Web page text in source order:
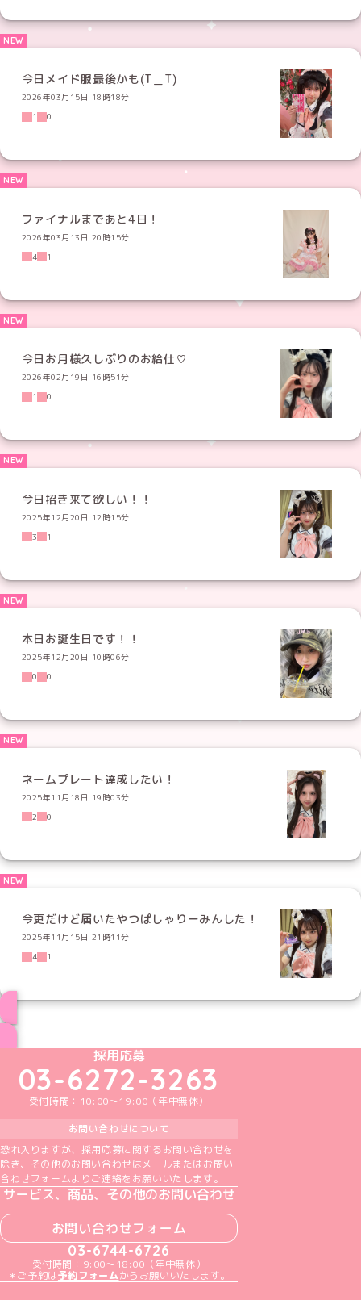
今日メイド服最後かも(T＿T)
2026年03月15日 18時18分
1
0
ファイナルまであと4日！
2026年03月13日 20時15分
4
1
今日お月様久しぶりのお給仕♡
2026年02月19日 16時51分
1
0
今日招き来て欲しい！！
2025年12月20日 12時15分
3
1
本日お誕生日です！！
2025年12月20日 10時06分
0
0
ネームプレート達成したい！
2025年11月18日 19時03分
2
0
今更だけど届いたやつぱしゃりーみんした！
2025年11月15日 21時11分
4
1
めいどりーみんTikTok公式アカウント
めいどりーみんX公式アカウント
めいどりーみんInstagram公式アカウント
めいどりーみんFacebook公式アカウン
めいどりーみんYouTube公式アカ
採用応募
03-6272-3263
受付時間：10:00～19:00（年中無休）
お問い合わせについて
恐れ入りますが、採用応募に関するお問い合わせを
除き、その他のお問い合わせはメールまたはお問い
合わせフォームよりご連絡をお願いいたします。
サービス、商品、その他のお問い合わせ
お問い合わせフォーム
03-6744-6726
受付時間：9:00～18:00（年中無休）
＊ご予約は予約フォームからお願いいたします。